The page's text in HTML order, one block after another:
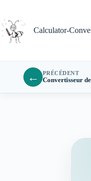
contenu
Calculator-
← PRÉCÉDENT
Convertisseur